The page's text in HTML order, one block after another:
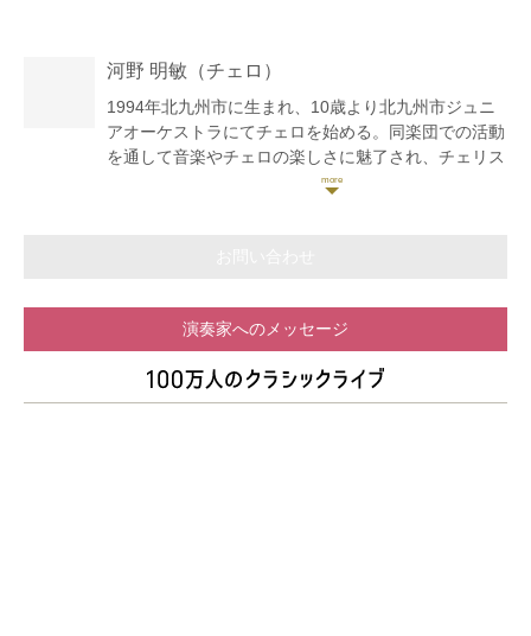
河野 明敏 （チェロ）
1994年北九州市に生まれ、10歳より北九州市ジュニ
アオーケストラにてチェロを始める。同楽団での活動
を通して音楽やチェロの楽しさに魅了され、チェリス
トとして生きていくことを決意。これまでに加治誠
デルアルテ」のメンバーとして、室内楽にも精力的に
取り組んでいる。サントリーホール室内楽アカデミー
第5期フェロー。第1回杉並公会堂ベヒシュタイン室内
楽コンクールにて第1位および審査員特別賞を受賞。
演奏家へのメッセージ